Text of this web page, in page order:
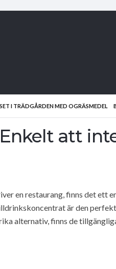
I TRÄDGÅRDEN MED OGRÄSMEDEL
att
en restaurang, finns det ett
är den
alternativ, finns de